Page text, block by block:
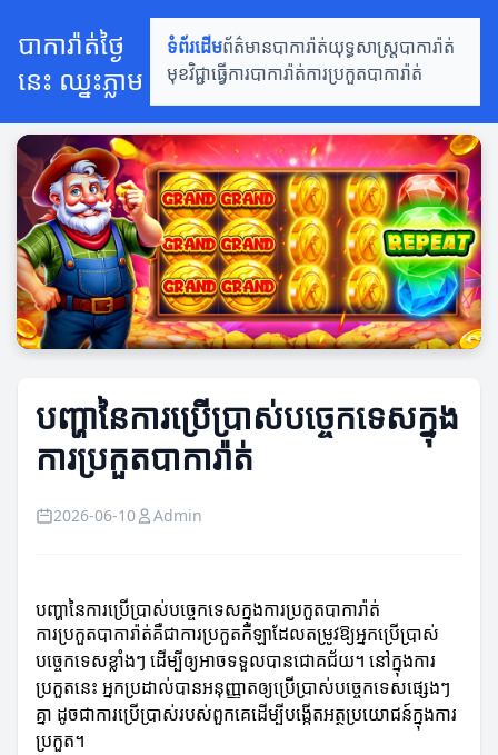
បាការ៉ាត់ថ្ងៃ
នេះ ឈ្នះភ្លាម
ទំព័រដើមព័ត៌មានបាការ៉ាត់យុទ្ធសាស្ត្របាការ៉ាត់
មុខវិជ្ជាធ្វើការបាការ៉ាត់ការប្រកួតបាការ៉ាត់
បញ្ហានៃការប្រើប្រាស់បច្ចេកទេសក្នុង
ការប្រកួតបាការ៉ាត់
2026-06-10 Admin
បញ្ហានៃការប្រើប្រាស់បច្ចេកទេសក្នុងការប្រកួតបាការ៉ាត់
ការប្រកួតបាការ៉ាត់គឺជាការប្រកួតកីឡាដែលតម្រូវឱ្យអ្នកប្រើប្រាស់
បច្ចេកទេសខ្លាំងៗ ដើម្បីឲ្យអាចទទួលបានជោគជ័យ។ នៅក្នុងការ
ប្រកួតនេះ អ្នកប្រដាល់បានអនុញ្ញាតឲ្យប្រើប្រាស់បច្ចេកទេសផ្សេងៗ
គ្នា ដូចជាការប្រើប្រាស់របស់ពួកគេដើម្បីបង្កើតអត្ថប្រយោជន៍ក្នុងការ
ប្រកួត។